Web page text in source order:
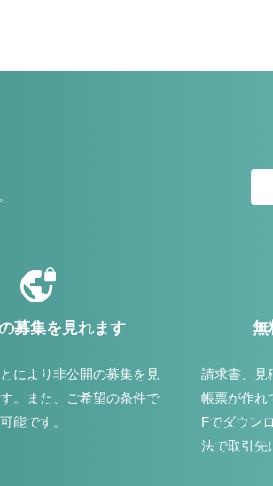
募集を見れます
により非公開の募集を見
。また、ご希望の条件で
能です。
無
請求書、見
帳票が作れ
Fでダウン
法で取引先